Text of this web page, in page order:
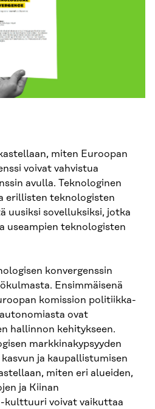
miten Euroopan
voivat vahvistua
avulla. Teknologinen
erillisten teknologisten
uusiksi sovelluksiksi, jotka
useampien teknologisten
konvergenssin
Ensimmäisenä
komission politiikka-
ovat
hallinnon kehitykseen.
markkinakypsyyden
ja kaupallistumisen
miten eri alueiden,
ja Kiinan
kulttuuri voivat vaikuttaa